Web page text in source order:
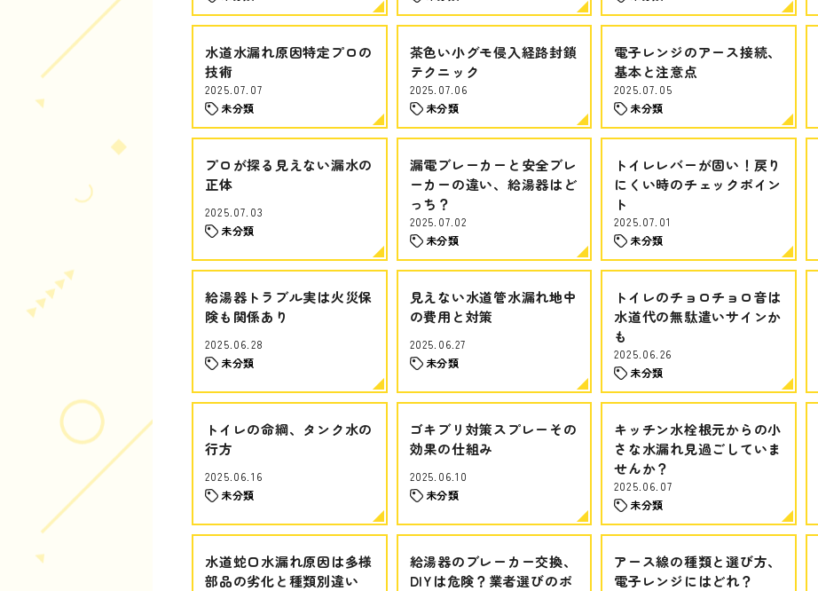
水道水漏れ原因特定プロの
技術
2025.07.07
未分類
茶色い小グモ侵入経路封鎖
テクニック
2025.07.06
未分類
電子レンジのアース接続、
基本と注意点
2025.07.05
未分類
プロが探る見えない漏水の
正体
2025.07.03
未分類
漏電ブレーカーと安全ブレ
ーカーの違い、給湯器はど
っち？
2025.07.02
未分類
トイレレバーが固い！戻り
にくい時のチェックポイン
ト
2025.07.01
未分類
給湯器トラブル実は火災保
険も関係あり
2025.06.28
未分類
見えない水道管水漏れ地中
の費用と対策
2025.06.27
未分類
トイレのチョロチョロ音は
水道代の無駄遣いサインか
も
2025.06.26
未分類
トイレの命綱、タンク水の
行方
2025.06.16
未分類
ゴキブリ対策スプレーその
効果の仕組み
2025.06.10
未分類
キッチン水栓根元からの小
さな水漏れ見過ごしていま
せんか？
2025.06.07
未分類
水道蛇口水漏れ原因は多様
部品の劣化と種類別違い
給湯器のブレーカー交換、
DIYは危険？業者選びのポ
アース線の種類と選び方、
電子レンジにはどれ？